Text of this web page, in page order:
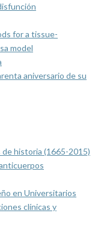
for a tissue-
model
aniversario de su
historia (1665-2015)
en Universitarios
clínicas y